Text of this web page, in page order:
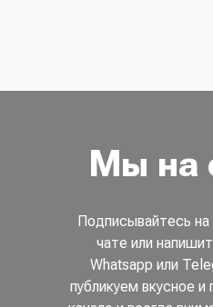
Мы на
Подписывайтесь
чате или
Whatsapp или
публикуем вкусное